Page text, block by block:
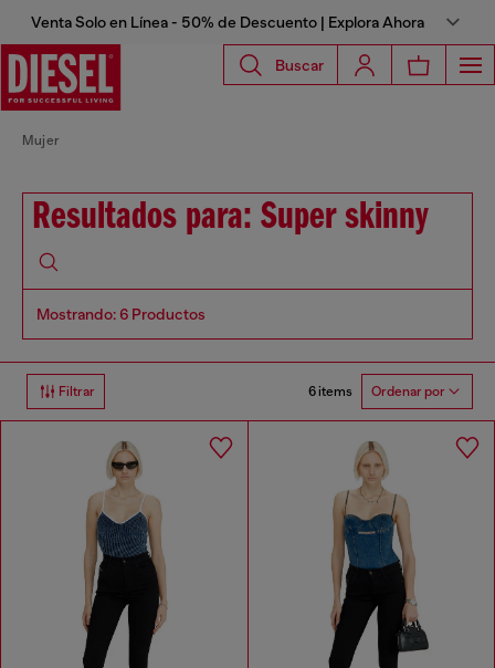
Venta Solo en Línea - 50% de Descuento | Explora Ahora
Buscar
Mujer
Resultados para: Super skinny
Mostrando: 6 Productos
Filtrar 6 items Ordenar por